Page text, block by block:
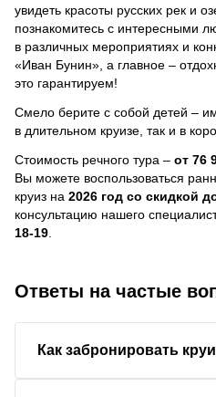
увидеть красоты русских рек и
познакомитесь с интересными
в различных мероприятиях и
«Иван Бунин», а главное –
это гарантируем!
Смело берите с собой детей –
в длительном круизе, так и в
Стоимость речного тура – от 76
Вы можете воспользоваться
круиз на 2026 год со скидкой
консультацию нашего
18-19
Ответы на частые
Как забронировать